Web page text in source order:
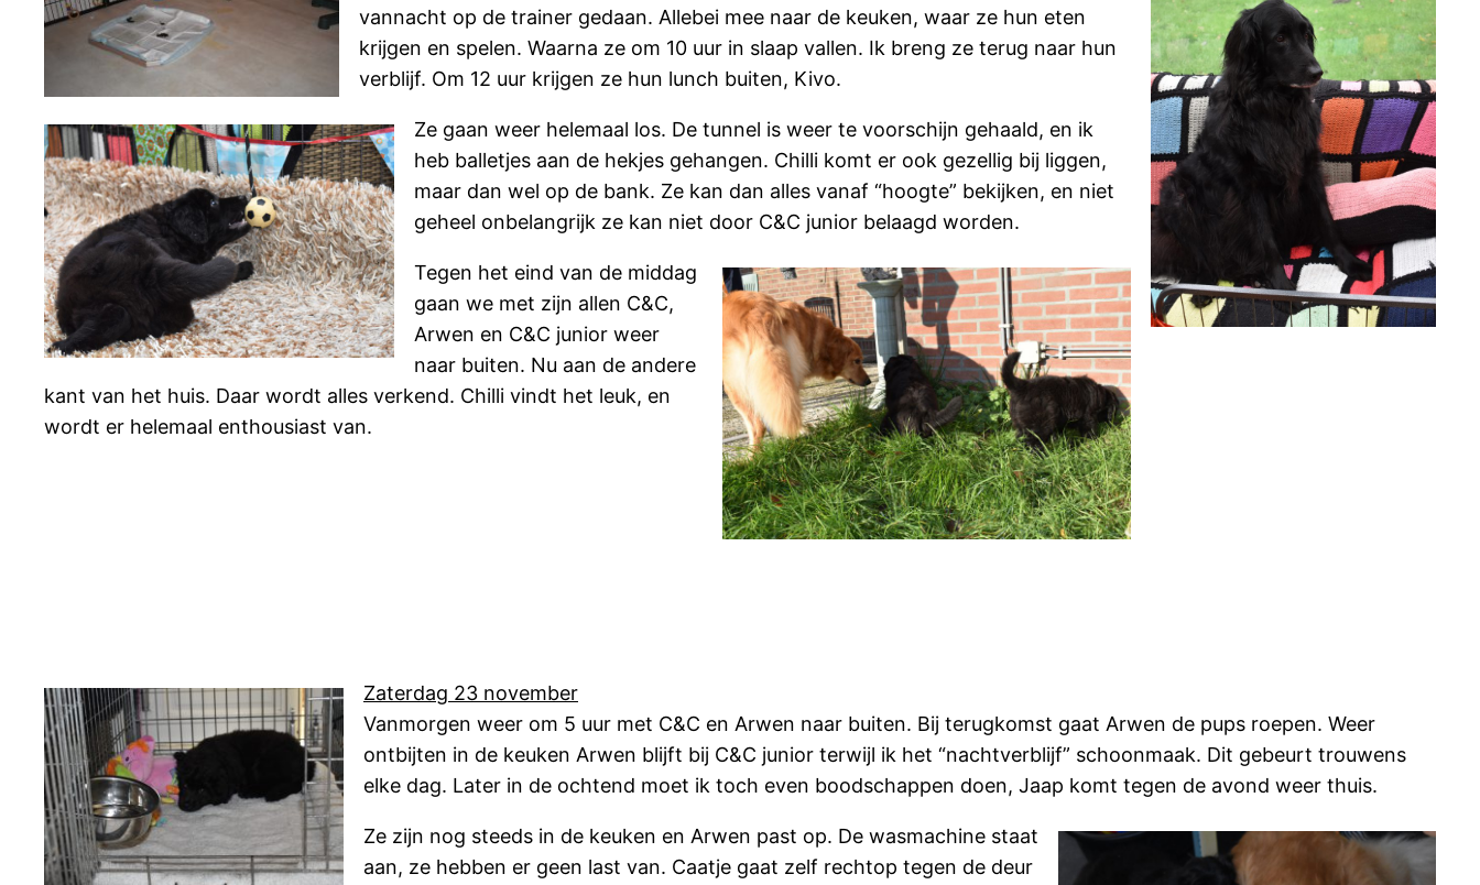
vannacht op de trainer gedaan. Allebei mee naar de keuken, waar ze hun eten
krijgen en spelen. Waarna ze om 10 uur in slaap vallen. Ik breng ze terug naar hun
verblijf. Om 12 uur krijgen ze hun lunch buiten, Kivo.
Ze gaan weer helemaal los. De tunnel is weer te voorschijn gehaald, en ik
heb balletjes aan de hekjes gehangen. Chilli komt er ook gezellig bij liggen,
maar dan wel op de bank. Ze kan dan alles vanaf “hoogte” bekijken, en niet
geheel onbelangrijk ze kan niet door C&C junior belaagd worden.
Tegen het eind van de middag
gaan we met zijn allen C&C,
Arwen en C&C junior weer
naar buiten. Nu aan de andere
kant van het huis. Daar wordt alles verkend. Chilli vindt het leuk, en
wordt er helemaal enthousiast van.
Zaterdag 23 november
Vanmorgen weer om 5 uur met C&C en Arwen naar buiten. Bij terugkomst gaat Arwen de pups roepen. Weer
ontbijten in de keuken Arwen blijft bij C&C junior terwijl ik het “nachtverblijf” schoonmaak. Dit gebeurt trouwens
elke dag. Later in de ochtend moet ik toch even boodschappen doen, Jaap komt tegen de avond weer thuis.
Ze zijn nog steeds in de keuken en Arwen past op. De wasmachine staat
aan, ze hebben er geen last van. Caatje gaat zelf rechtop tegen de deur